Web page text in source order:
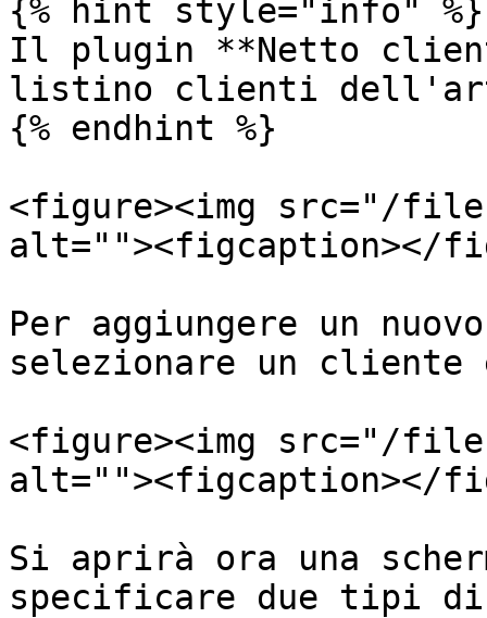
{% hint style="info" %}
Il plugin **Netto
listino clienti
{% endhint %}
<figure><img src="/
alt=""><figcaption></
Per aggiungere un
selezionare un
<figure><img src="/files/
alt=""><figcaption></
Si aprirà ora una
specificare due tipi